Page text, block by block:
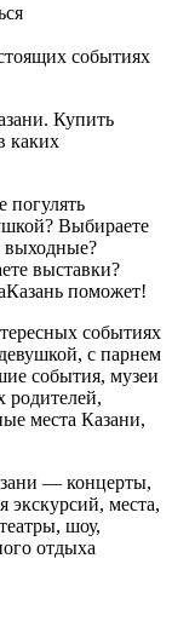
событиях
Купить
каких
погулять
Выбираете
выходные?
выставки?
поможет!
событиях
с парнем
события, музеи
родителей,
места Казани,
— концерты,
экскурсий, места,
шоу,
отдыха